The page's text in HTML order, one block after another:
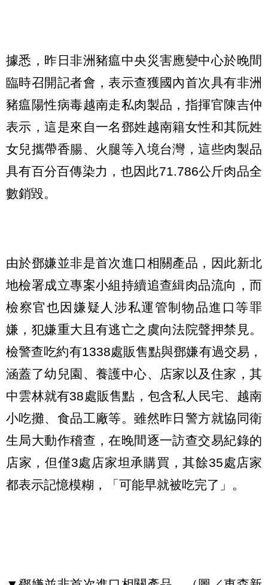
據悉，昨日非洲豬瘟中央災害應變中心於晚間
臨時召開記者會，表示查獲國內首次具有非洲
豬瘟陽性病毒越南走私肉製品，指揮官陳吉仲
表示，這是來自一名鄧姓越南籍女性和其阮姓
女兒攜帶香腸、火腿等入境台灣，這些肉製品
具有百分百傳染力，也因此71.786公斤肉品全
數銷毀。
由於鄧嫌並非是首次進口相關產品，因此新北
地檢署成立專案小組持續追查緝肉品流向，而
檢察官也因嫌疑人涉私運管制物品進口等罪
嫌，犯嫌重大且有逃亡之虞向法院聲押禁見。
檢警查吃約有1338處販售點與鄧嫌有過交易，
涵蓋了幼兒園、養護中心、店家以及住家，其
中雲林就有38處販售點，包含私人民宅、越南
小吃攤、食品工廠等。雖然昨日警方就協同衛
生局大動作稽查，在晚間逐一訪查交易紀錄的
店家，但僅3處店家坦承購買，其餘35處店家
都表示記憶模糊，「可能早就被吃完了」。